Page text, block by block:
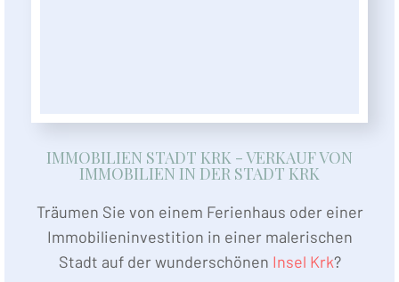
IMMOBILIEN STADT KRK - VERKAUF VON
IMMOBILIEN IN DER STADT KRK
Träumen Sie von einem Ferienhaus oder einer
Immobilieninvestition in einer malerischen
Stadt auf der wunderschönen Insel Krk?